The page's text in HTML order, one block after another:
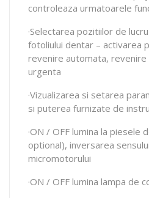
controleaza urmatoarele
·Selectarea pozitiilor de
fotoliului dentar – activarea
revenire automata,
urgenta
·Vizualizarea si setarea
si puterea furnizate de
·ON / OFF lumina la piesele
optional), inversarea
micromotorului
·ON / OFF lumina lampa de